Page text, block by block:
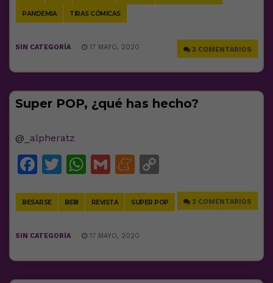
PANDEMIA TIRAS CÓMICAS
3 COMENTARIOS
SIN CATEGORÍA 17 MAYO, 2020
Super POP, ¿qué has hecho?
@ _alpheratz
Facebook
Twitter
WhatsApp
GmailMeneame
BESARSE BS18 REVISTA SUPER POP 2 COMENTARIOS
SIN CATEGORÍA 17 MAYO, 2020